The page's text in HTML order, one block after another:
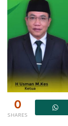
0
SHARES